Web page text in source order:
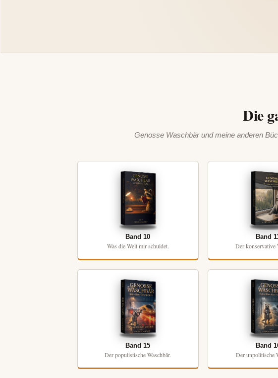
Die
Genosse Waschbär und meine anderen
Band 10
Was die Welt mir schuldet.
Band
Der konservative
Band 15
Der populistische Waschbär.
Band
Der unpolitische